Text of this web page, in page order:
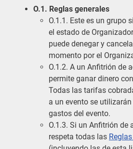
O.1. Reglas generales
O.1.1. Este es un grupo
el estado de
puede denegar y
momento por el
O.1.2. A un Anfitrión de
permite ganar dinero
Todas las tarifas
a un evento se
gastos del evento.
O.1.3. Si un Anfitrión de
respeta todas las